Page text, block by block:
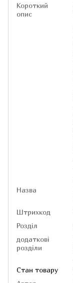
Короткий
опис
Назва
Штрихкод
Розділ
додаткові
розділи
Стан товару